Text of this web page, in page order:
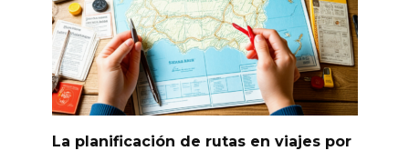
La planificación de rutas en viajes por